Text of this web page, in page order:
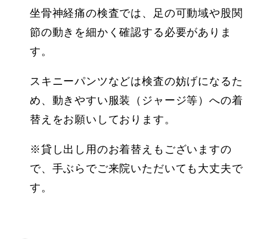
坐骨神経痛の検査では、足の可動域や股関
節の動きを細かく確認する必要がありま
す。
スキニーパンツなどは検査の妨げになるた
め、動きやすい服装（ジャージ等）への着
替えをお願いしております。
※貸し出し用のお着替えもございますの
で、手ぶらでご来院いただいても大丈夫で
す。